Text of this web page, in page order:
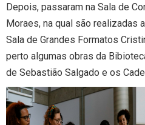
Depois, passaram na Sala de
Moraes, na qual são realizadas
Sala de Grandes Formatos
perto algumas obras da
de Sebastião Salgado e os